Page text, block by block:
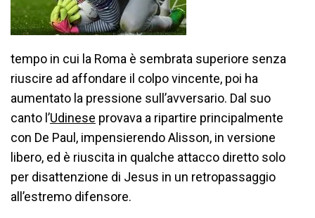
tempo in cui la Roma è sembrata superiore senza
riuscire ad affondare il colpo vincente, poi ha
aumentato la pressione sull’avversario. Dal suo
canto l’Udinese provava a ripartire principalmente
con De Paul, impensierendo Alisson, in versione
libero, ed è riuscita in qualche attacco diretto solo
per disattenzione di Jesus in un retropassaggio
all’estremo difensore.